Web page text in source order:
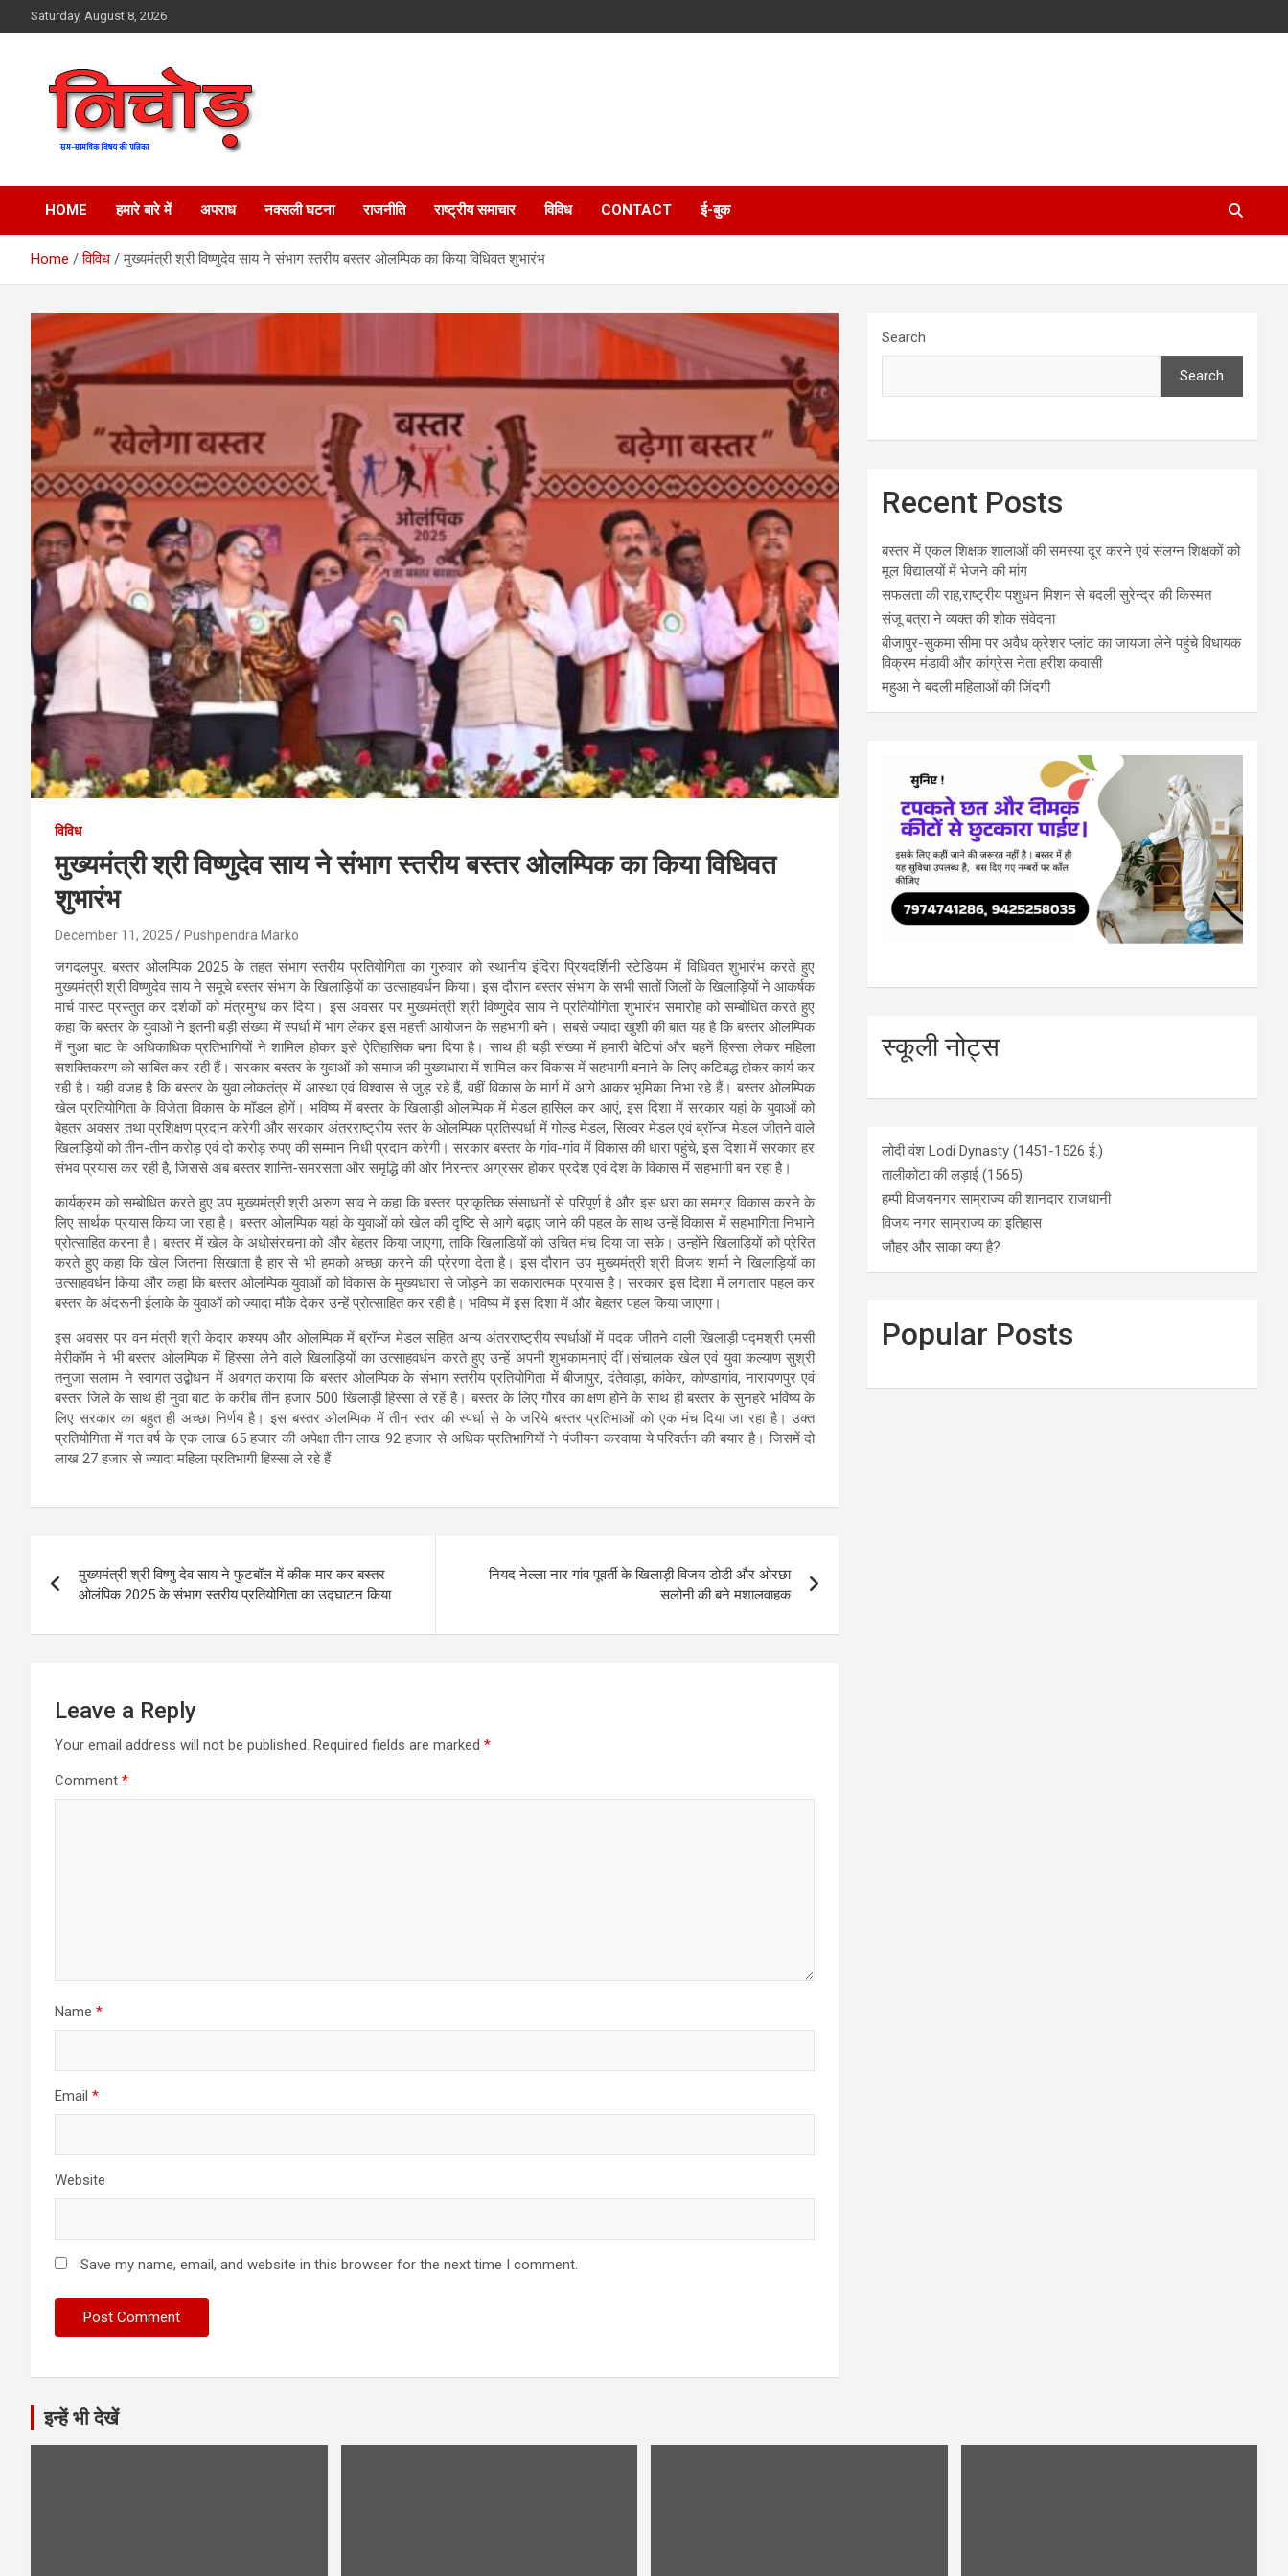
to
Saturday, August 8, 2026
Nichod
HOME हमारे बारे में अपराध नक्सली घटना राजनीति राष्ट्रीय समाचार विविध CONTACT ई-बुक
Home विविध मुख्यमंत्री श्री विष्णुदेव साय ने संभाग स्तरीय बस्तर ओलम्पिक का किया विधिवत शुभारंभ
विविध
मुख्यमंत्री श्री विष्णुदेव साय ने संभाग स्तरीय बस्तर ओलम्पिक का किया विधिवत
शुभारंभ
December 11, 2025 Pushpendra Marko
जगदलपुर. बस्तर ओलम्पिक 2025 के तहत संभाग स्तरीय प्रतियोगिता का गुरुवार को स्थानीय इंदिरा प्रियदर्शिनी स्टेडियम में विधिवत शुभारंभ करते हुए
मुख्यमंत्री श्री विष्णुदेव साय ने समूचे बस्तर संभाग के खिलाड़ियों का उत्साहवर्धन किया। इस दौरान बस्तर संभाग के सभी सातों जिलों के खिलाड़ियों ने आकर्षक
मार्च पास्ट प्रस्तुत कर दर्शकों को मंत्रमुग्ध कर दिया। इस अवसर पर मुख्यमंत्री श्री विष्णुदेव साय ने प्रतियोगिता शुभारंभ समारोह को सम्बोधित करते हुए
कहा कि बस्तर के युवाओं ने इतनी बड़ी संख्या में स्पर्धा में भाग लेकर इस महत्ती आयोजन के सहभागी बने। सबसे ज्यादा खुशी की बात यह है कि बस्तर ओलम्पिक
में नुआ बाट के अधिकाधिक प्रतिभागियों ने शामिल होकर इसे ऐतिहासिक बना दिया है। साथ ही बड़ी संख्या में हमारी बेटियां और बहनें हिस्सा लेकर महिला
सशक्तिकरण को साबित कर रही हैं। सरकार बस्तर के युवाओं को समाज की मुख्यधारा में शामिल कर विकास में सहभागी बनाने के लिए कटिबद्ध होकर कार्य कर
रही है। यही वजह है कि बस्तर के युवा लोकतंत्र में आस्था एवं विश्वास से जुड़ रहे हैं, वहीं विकास के मार्ग में आगे आकर भूमिका निभा रहे हैं। बस्तर ओलम्पिक
खेल प्रतियोगिता के विजेता विकास के मॉडल होगें। भविष्य में बस्तर के खिलाड़ी ओलम्पिक में मेडल हासिल कर आएं, इस दिशा में सरकार यहां के युवाओं को
बेहतर अवसर तथा प्रशिक्षण प्रदान करेगी और सरकार अंतरराष्ट्रीय स्तर के ओलम्पिक प्रतिस्पर्धा में गोल्ड मेडल, सिल्वर मेडल एवं ब्रॉन्ज मेडल जीतने वाले
खिलाड़ियों को तीन-तीन करोड़ एवं दो करोड़ रुपए की सम्मान निधी प्रदान करेगी। सरकार बस्तर के गांव-गांव में विकास की धारा पहुंचे, इस दिशा में सरकार हर
संभव प्रयास कर रही है, जिससे अब बस्तर शान्ति-समरसता और समृद्धि की ओर निरन्तर अग्रसर होकर प्रदेश एवं देश के विकास में सहभागी बन रहा है।
कार्यक्रम को सम्बोधित करते हुए उप मुख्यमंत्री श्री अरुण साव ने कहा कि बस्तर प्राकृतिक संसाधनों से परिपूर्ण है और इस धरा का समग्र विकास करने के
लिए सार्थक प्रयास किया जा रहा है। बस्तर ओलम्पिक यहां के युवाओं को खेल की दृष्टि से आगे बढ़ाए जाने की पहल के साथ उन्हें विकास में सहभागिता निभाने
प्रोत्साहित करना है। बस्तर में खेल के अधोसंरचना को और बेहतर किया जाएगा, ताकि खिलाडियों को उचित मंच दिया जा सके। उन्होंने खिलाड़ियों को प्रेरित
करते हुए कहा कि खेल जितना सिखाता है हार से भी हमको अच्छा करने की प्रेरणा देता है। इस दौरान उप मुख्यमंत्री श्री विजय शर्मा ने खिलाड़ियों का
उत्साहवर्धन किया और कहा कि बस्तर ओलम्पिक युवाओं को विकास के मुख्यधारा से जोड़ने का सकारात्मक प्रयास है। सरकार इस दिशा में लगातार पहल कर
बस्तर के अंदरूनी ईलाके के युवाओं को ज्यादा मौके देकर उन्हें प्रोत्साहित कर रही है। भविष्य में इस दिशा में और बेहतर पहल किया जाएगा।
इस अवसर पर वन मंत्री श्री केदार कश्यप और ओलम्पिक में ब्रॉन्ज मेडल सहित अन्य अंतरराष्ट्रीय स्पर्धाओं में पदक जीतने वाली खिलाड़ी पद्मश्री एमसी
मेरीकॉम ने भी बस्तर ओलम्पिक में हिस्सा लेने वाले खिलाड़ियों का उत्साहवर्धन करते हुए उन्हें अपनी शुभकामनाएं दीं।संचालक खेल एवं युवा कल्याण सुश्री
तनुजा सलाम ने स्वागत उद्बोधन में अवगत कराया कि बस्तर ओलम्पिक के संभाग स्तरीय प्रतियोगिता में बीजापुर, दंतेवाड़ा, कांकेर, कोण्डागांव, नारायणपुर एवं
बस्तर जिले के साथ ही नुवा बाट के करीब तीन हजार 500 खिलाड़ी हिस्सा ले रहें है। बस्तर के लिए गौरव का क्षण होने के साथ ही बस्तर के सुनहरे भविष्य के
लिए सरकार का बहुत ही अच्छा निर्णय है। इस बस्तर ओलम्पिक में तीन स्तर की स्पर्धा से के जरिये बस्तर प्रतिभाओं को एक मंच दिया जा रहा है। उक्त
प्रतियोगिता में गत वर्ष के एक लाख 65 हजार की अपेक्षा तीन लाख 92 हजार से अधिक प्रतिभागियों ने पंजीयन करवाया ये परिवर्तन की बयार है। जिसमें दो
लाख 27 हजार से ज्यादा महिला प्रतिभागी हिस्सा ले रहे हैं
navigation
मुख्यमंत्री श्री विष्णु देव साय ने फुटबॉल में कीक मार कर बस्तर
ओलंपिक 2025 के संभाग स्तरीय प्रतियोगिता का उद्घाटन किया
नियद नेल्ला नार गांव पूवर्ती के खिलाड़ी विजय डोडी और ओरछा
सलोनी की बने मशालवाहक
Leave a Reply
Your email address will not be published. Required fields are marked *
Comment *
Name *
Email *
Website
Save my name, email, and website in this browser for the next time I comment.
Search
Search
Recent Posts
बस्तर में एकल शिक्षक शालाओं की समस्या दूर करने एवं संलग्न शिक्षकों को
मूल विद्यालयों में भेजने की मांग
सफलता की राह,राष्ट्रीय पशुधन मिशन से बदली सुरेन्द्र की किस्मत
संजू बत्रा ने व्यक्त की शोक संवेदना
बीजापुर-सुकमा सीमा पर अवैध क्रेशर प्लांट का जायजा लेने पहुंचे विधायक
विक्रम मंडावी और कांग्रेस नेता हरीश कवासी
महुआ ने बदली महिलाओं की जिंदगी
स्कूली नोट्स
लोदी वंश Lodi Dynasty (1451-1526 ई.)
तालीकोटा की लड़ाई (1565)
हम्पी विजयनगर साम्राज्य की शानदार राजधानी
विजय नगर साम्राज्य का इतिहास
जौहर और साका क्या है?
Popular Posts
इन्हें भी देखें